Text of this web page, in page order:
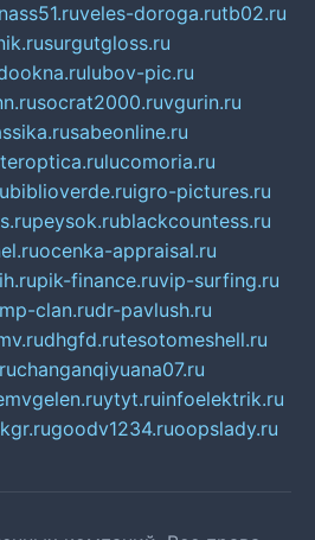
veles-doroga.rutb02.ru
surgutgloss.ru
lubov-pic.ru
socrat2000.ruvgurin.ru
sabeonline.ru
lucomoria.ru
biblioverde.ruigro-pictures.ru
peysok.rublackcountess.ru
ocenka-appraisal.ru
pik-finance.ruvip-surfing.ru
clan.rudr-pavlush.ru
dhgfd.rutesotomeshell.ru
changanqiyuana07.ru
ytyt.ruinfoelektrik.ru
goodv1234.ruoopslady.ru